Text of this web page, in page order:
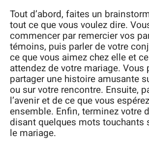
Tout d’abord, faites un
tout ce que vous voulez dire.
commencer par remercier vos
témoins, puis parler de votre
ce que vous aimez chez elle et
attendez de votre mariage. Vous
partager une histoire amusante
ou sur votre rencontre. Ensuite,
l’avenir et de ce que vous
ensemble. Enfin, terminez votre
disant quelques mots touchants
le mariage.